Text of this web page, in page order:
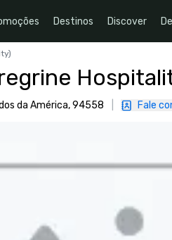
Destinos Discover
da América, 94558 Fale